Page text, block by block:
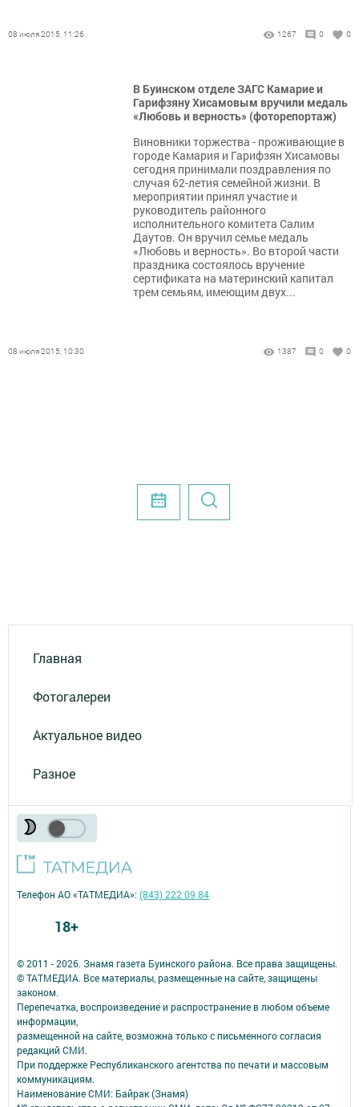
08 июля 2015, 11:26 1267 0 0
В Буинском отделе ЗАГС Камарие и
Гарифзяну Хисамовым вручили медаль
«Любовь и верность» (фоторепортаж)
Виновники торжества - проживающие в
городе Камария и Гарифзян Хисамовы
сегодня принимали поздравления по
случая 62-летия семейной жизни. В
мероприятии принял участие и
руководитель районного
исполнительного комитета Салим
Даутов. Он вручил семье медаль
«Любовь и верность». Во второй части
праздника состоялось вручение
сертификата на материнский капитал
трем семьям, имеющим двух...
08 июля 2015, 10:30 1387 0 0
Главная
Фотогалереи
Актуальное видео
Разное
© 2011 - 2026. Знамя газета Буинского района. Все права защищены.
© ТАТМЕДИА. Все материалы, размещенные на сайте, защищены
законом.
Перепечатка, воспроизведение и распространение в любом объеме
информации,
размещенной на сайте, возможна только с письменного согласия
редакций СМИ.
При поддержке Республиканского агентства по печати и массовым
коммуникациям.
Наименование СМИ: Байрак (Знамя)
Телефон АО «ТАТМЕДИА»:(843) 222 09 84
18+